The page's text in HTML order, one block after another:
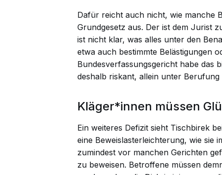
Dafür reicht auch nicht, wie manche
Grundgesetz aus. Der ist dem Jurist
ist nicht klar, was alles unter den
etwa auch bestimmte Belästigungen
Bundesverfassungsgericht habe das
deshalb riskant, allein unter
Kläger*innen müssen
Ein weiteres Defizit sieht Tischbirek
eine Beweislasterleichterung, wie sie
zumindest vor manchen Gerichten
zu beweisen. Betroffene müssen